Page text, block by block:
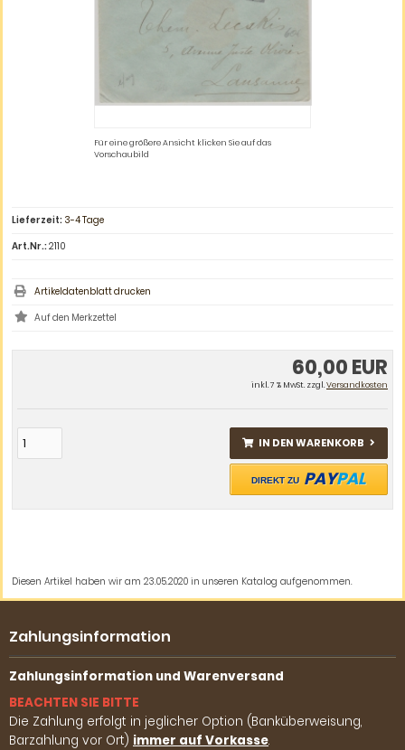
Für eine größere Ansicht klicken Sie auf das
Vorschaubild
60,00 EUR
inkl. 7 % MwSt. zzgl.Versandkosten
IN DEN WARENKORB
DIREKT ZU PAYPAL
Lieferzeit: 3-4 Tage
Art.Nr.:2110
Artikeldatenblatt drucken
Diesen Artikel haben wir am 23.05.2020 in unseren Katalog aufgenommen.
Zahlungsinformation
Zahlungsinformation und Warenversand
BEACHTEN SIE BITTE
Die Zahlung erfolgt in jeglicher Option (Banküberweisung,
Barzahlung vor Ort) immer auf Vorkasse.